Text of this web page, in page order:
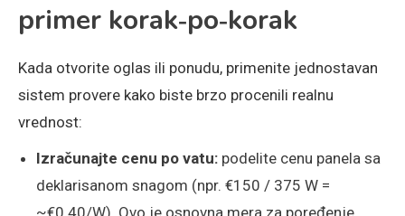
primer korak‑po‑korak
Kada otvorite oglas ili ponudu, primenite jednostavan
sistem provere kako biste brzo procenili realnu
vrednost:
Izračunajte cenu po vatu: podelite cenu panela sa
deklarisanom snagom (npr. €150 / 375 W =